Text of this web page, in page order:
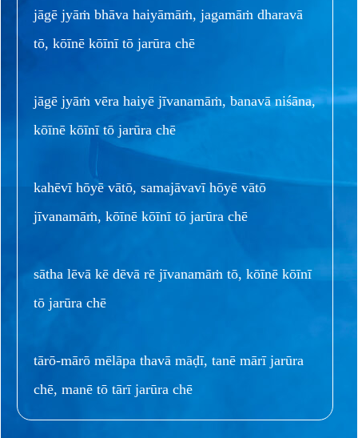
jāgē jyāṁ bhāva haiyāmāṁ, jagamāṁ dharavā
tō, kōīnē kōīnī tō jarūra chē
jāgē jyāṁ vēra haiyē jīvanamāṁ, banavā niśāna,
kōīnē kōīnī tō jarūra chē
kahēvī hōyē vātō, samajāvavī hōyē vātō
jīvanamāṁ, kōīnē kōīnī tō jarūra chē
sātha lēvā kē dēvā rē jīvanamāṁ tō, kōīnē kōīnī
tō jarūra chē
tārō-mārō mēlāpa thavā māḍī, tanē mārī jarūra
chē, manē tō tārī jarūra chē